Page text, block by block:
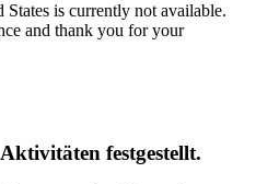
is currently not available.
and thank you for your
festgestellt.